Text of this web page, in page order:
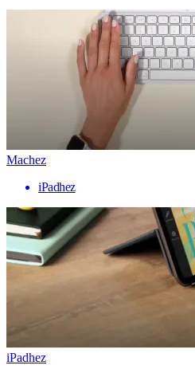
Machez
iPadhez
iPadhez